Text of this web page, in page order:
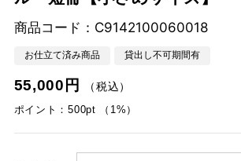
商品コード： C9142100060018
お仕立て済み商品 貸出し不可期間有
55,000円 （税込）
ポイント：500pt （1%）